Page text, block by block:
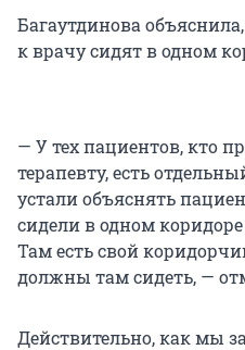
Багаутдинова
к врачу сидят в одном
— У тех пациентов, кто
терапевту, есть
устали объяснять
сидели в одном
Там есть свой
должны там сидеть, —
Действительно, как мы